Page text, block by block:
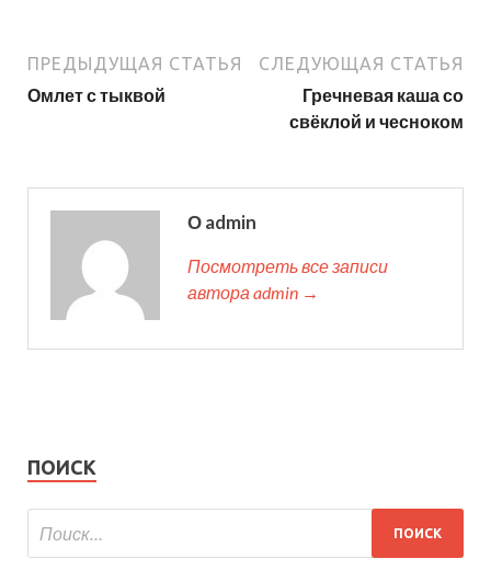
ПРЕДЫДУЩАЯ СТАТЬЯ
Омлет с тыквой
СЛЕДУЮЩАЯ СТАТЬЯ
Гречневая каша со
свёклой и чесноком
О admin
Посмотреть все записи
автора admin →
ПОИСК